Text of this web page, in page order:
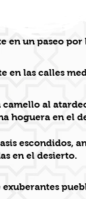
en un paseo
en las calles
camello al
hoguera en el
escondidos,
en el desierto.
exuberantes